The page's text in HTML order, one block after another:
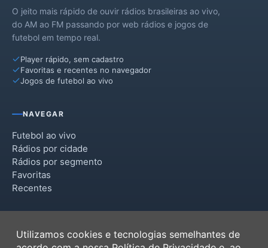
O jeito mais rápido de ouvir rádios brasileiras ao vivo,
do AM ao FM passando por web rádios e jogos de
futebol em tempo real.
Player rápido, sem cadastro
Favoritas e recentes no navegador
Jogos de futebol ao vivo
NAVEGAR
Futebol ao vivo
Rádios por cidade
Rádios por segmento
Favoritas
Recentes
Termos de Uso
Utilizamos cookies e tecnologias semelhantes de